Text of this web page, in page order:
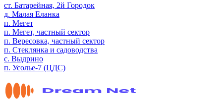
ст. Батарейная, 2й Городок
д. Малая Еланка
п. Мегет
п. Мегет, частный сектор
п. Вересовка, частный сектор
п. Стеклянка и садоводства
с. Выдрино
п. Усолье-7 (ЦДС)